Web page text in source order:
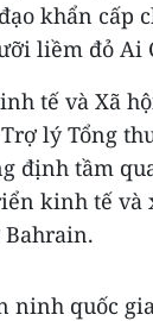
khẩn cấp
liềm đỏ Ai
tế và Xã
lý Tổng
định tầm
kinh tế và
ninh quốc